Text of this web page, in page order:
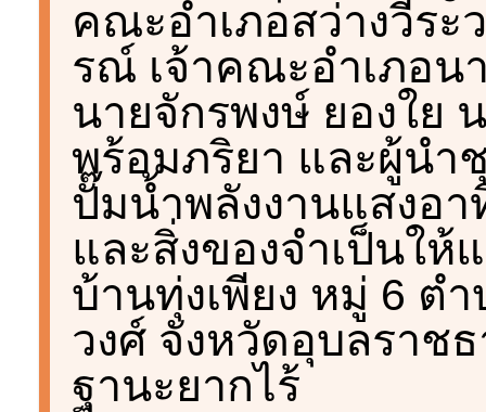
คณะอำเภอสว่างวีร
รณ์ เจ้าคณะอำเภอน
นายจักรพงษ์ ยองใย
พร้อมภริยา และผู้นำ
ปั๊มน้ำพลังงานแสงอ
และสิ่งของจำเป็นให้
บ้านทุ่งเพียง หมู่ 6 ตำ
วงศ์ จังหวัดอุบลราช
ฐานะยากไร้